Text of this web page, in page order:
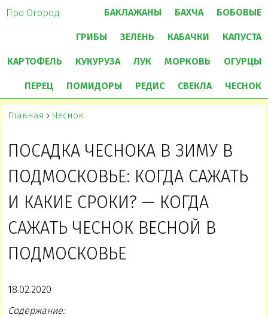
Про Огород БАКЛАЖАНЫ БАХЧА БОБОВЫЕ
ГРИБЫ ЗЕЛЕНЬ КАБАЧКИ КАПУСТА
КАРТОФЕЛЬ КУКУРУЗА ЛУК МОРКОВЬ ОГУРЦЫ
ПЕРЕЦ ПОМИДОРЫ РЕДИС СВЕКЛА ЧЕСНОК
Главная › Чеснок
ПОСАДКА ЧЕСНОКА В ЗИМУ В
ПОДМОСКОВЬЕ: КОГДА САЖАТЬ
И КАКИЕ СРОКИ? — КОГДА
САЖАТЬ ЧЕСНОК ВЕСНОЙ В
ПОДМОСКОВЬЕ
18.02.2020
Содержание: